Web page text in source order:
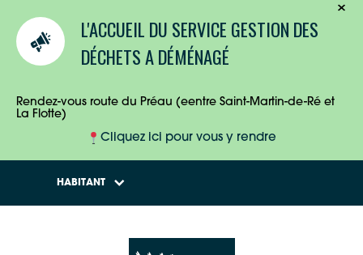
L'ACCUEIL DU SERVICE GESTION DES
DÉCHETS A DÉMÉNAGÉ
Rendez-vous route du Préau (eentre Saint-Martin-de-Ré et
La Flotte)
Cliquez ici pour vous y rendre
HABITANT
ENTREPRISES